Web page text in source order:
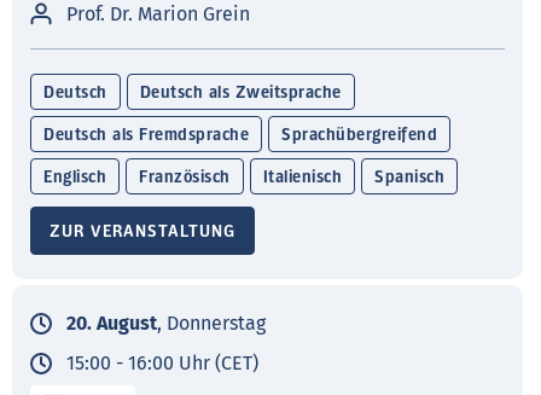
Prof. Dr. Marion Grein
Deutsch Deutsch als Zweitsprache
Deutsch als Fremdsprache Sprachübergreifend
Englisch Französisch Italienisch Spanisch
ZUR VERANSTALTUNG
20. August, Donnerstag
15:00 - 16:00 Uhr (CET)